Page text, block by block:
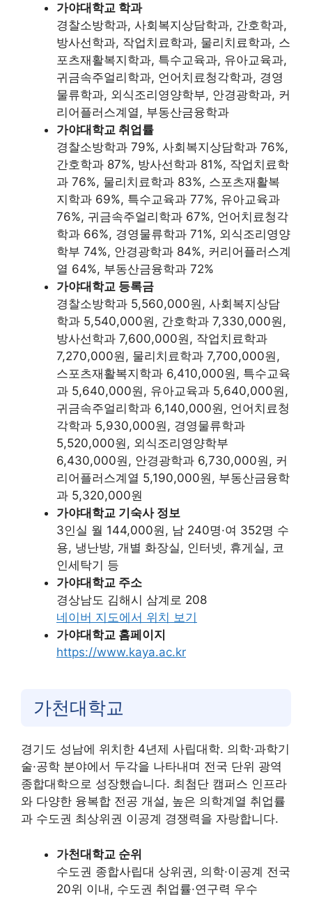
가야대학교 학과
경찰소방학과, 사회복지상담학과, 간호학과,
방사선학과, 작업치료학과, 물리치료학과, 스
포츠재활복지학과, 특수교육과, 유아교육과,
귀금속주얼리학과, 언어치료청각학과, 경영
물류학과, 외식조리영양학부, 안경광학과, 커
리어플러스계열, 부동산금융학과
가야대학교 취업률
경찰소방학과 79%, 사회복지상담학과 76%,
간호학과 87%, 방사선학과 81%, 작업치료학
과 76%, 물리치료학과 83%, 스포츠재활복
지학과 69%, 특수교육과 77%, 유아교육과
76%, 귀금속주얼리학과 67%, 언어치료청각
학과 66%, 경영물류학과 71%, 외식조리영양
학부 74%, 안경광학과 84%, 커리어플러스계
열 64%, 부동산금융학과 72%
가야대학교 등록금
경찰소방학과 5,560,000원, 사회복지상담
학과 5,540,000원, 간호학과 7,330,000원,
방사선학과 7,600,000원, 작업치료학과
7,270,000원, 물리치료학과 7,700,000원,
스포츠재활복지학과 6,410,000원, 특수교육
과 5,640,000원, 유아교육과 5,640,000원,
귀금속주얼리학과 6,140,000원, 언어치료청
각학과 5,930,000원, 경영물류학과
5,520,000원, 외식조리영양학부
6,430,000원, 안경광학과 6,730,000원, 커
리어플러스계열 5,190,000원, 부동산금융학
과 5,320,000원
가야대학교 기숙사 정보
3인실 월 144,000원, 남 240명·여 352명 수
용, 냉난방, 개별 화장실, 인터넷, 휴게실, 코
인세탁기 등
가야대학교 주소
경상남도 김해시 삼계로 208
네이버 지도에서 위치 보기
가야대학교 홈페이지
https://www.kaya.ac.kr
가천대학교
경기도 성남에 위치한 4년제 사립대학. 의학·과학기
술·공학 분야에서 두각을 나타내며 전국 단위 광역
종합대학으로 성장했습니다. 최첨단 캠퍼스 인프라
와 다양한 융복합 전공 개설, 높은 의학계열 취업률
과 수도권 최상위권 이공계 경쟁력을 자랑합니다.
가천대학교 순위
수도권 종합사립대 상위권, 의학·이공계 전국
20위 이내, 수도권 취업률·연구력 우수